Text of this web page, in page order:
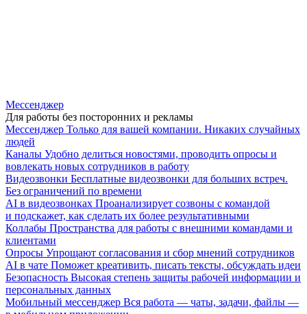
Мессенджер
Для работы без посторонних и рекламы
Мессенджер Только для вашей компании. Никаких случайных
людей
Каналы Удобно делиться новостями, проводить опросы и
вовлекать новых сотрудников в работу
Видеозвонки Бесплатные видеозвонки для больших встреч.
Без ограничений по времени
AI в видеозвонках Проанализирует созвоны с командой
и подскажет, как сделать их более результативными
Коллабы Пространства для работы с внешними командами и
клиентами
Опросы Упрощают согласования и сбор мнений сотрудников
AI в чате Поможет креативить, писать тексты, обсуждать идеи
Безопасность Высокая степень защиты рабочей информации и
персональных данных
Мобильный мессенджер Вся работа — чаты, задачи, файлы —